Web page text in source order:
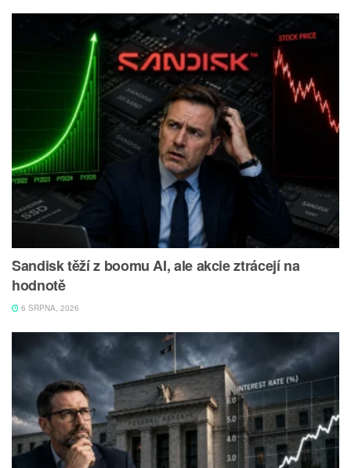
Sandisk těží z boomu AI, ale akcie ztrácejí na
hodnotě
6 SRPNA, 2026